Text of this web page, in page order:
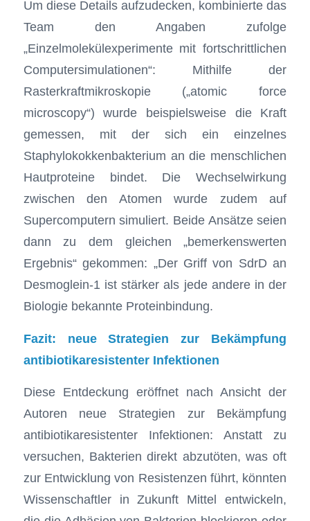
Um diese Details aufzudecken, kombinierte das
Team den Angaben zufolge
„Einzelmolekülexperimente mit fortschrittlichen
Computersimulationen“: Mithilfe der
Rasterkraftmikroskopie („atomic force
microscopy“) wurde beispielsweise die Kraft
gemessen, mit der sich ein einzelnes
Staphylokokkenbakterium an die menschlichen
Hautproteine bindet. Die Wechselwirkung
zwischen den Atomen wurde zudem auf
Supercomputern simuliert. Beide Ansätze seien
dann zu dem gleichen „bemerkenswerten
Ergebnis“ gekommen: „Der Griff von SdrD an
Desmoglein-1 ist stärker als jede andere in der
Biologie bekannte Proteinbindung.
Fazit: neue Strategien zur Bekämpfung
antibiotikaresistenter Infektionen
Diese Entdeckung eröffnet nach Ansicht der
Autoren neue Strategien zur Bekämpfung
antibiotikaresistenter Infektionen: Anstatt zu
versuchen, Bakterien direkt abzutöten, was oft
zur Entwicklung von Resistenzen führt, könnten
Wissenschaftler in Zukunft Mittel entwickeln,